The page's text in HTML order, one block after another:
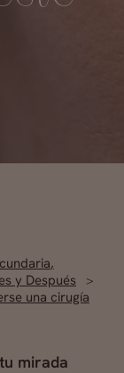
,
y Después
una cirugía
mirada